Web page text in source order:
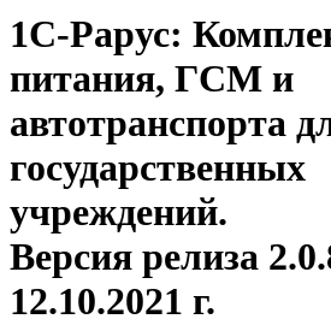
1С-Рарус:
питания, ГСМ и
автотранспорта
государственных
учреждений.
Версия релиза
12.10.2021 г.